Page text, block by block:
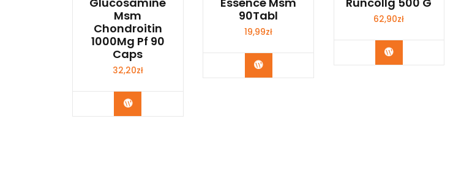
Msm
Chondroitin
1000Mg Pf 90
Caps
32,20zł
Kup Teraz
90Tabl
19,99zł
Kup Teraz
62,90zł
Kup Teraz